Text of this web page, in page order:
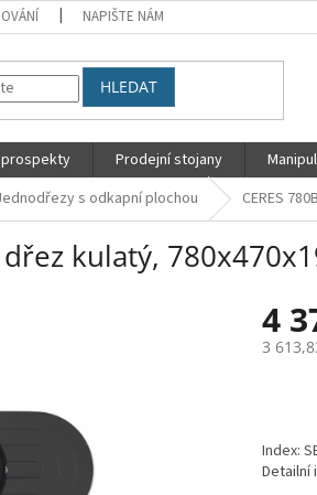
NAPIŠTE NÁM
HLEDAT
prospekty Prodejní stojany
s odkapní plochou CERES
dřez kulatý,
4
3
Index:
Detailní